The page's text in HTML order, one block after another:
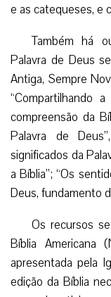
Igualmente,
paróquias que
bíblico paroquial,
e missão da
e as catequeses, e
Também há
Palavra de Deus
Antiga, Sempre
“Compartilhando
Palavra de
significados da
a Bíblia”; “Os
Deus, fundamento